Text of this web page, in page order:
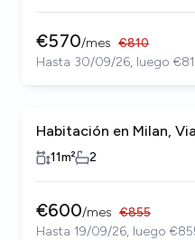
€570/mes €810
Hasta 30/09/26, luego
Habitación en Milan,
11m² 2
€600/mes €855
Hasta 19/09/26, luego